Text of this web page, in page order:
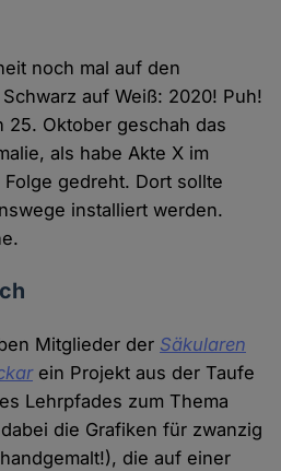
noch mal auf den
auf Weiß: 2020! Puh!
25. Oktober geschah das
als habe Akte X im
gedreht. Dort sollte
installiert werden.
Mitglieder der Säkularen
ein Projekt aus der Taufe
Lehrpfades zum Thema
die Grafiken für zwanzig
die auf einer